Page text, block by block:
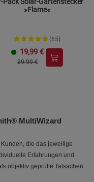
»Flame«
(65)
19,99 €
29.99 €
MultiWizard
die das jeweilige
Erfahrungen und
objektiv geprüfte Tatsachen